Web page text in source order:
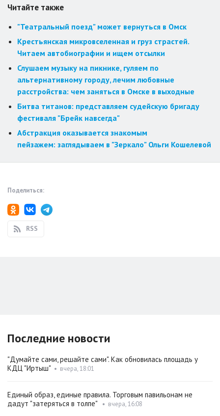
Читайте также
"Театральный поезд" может вернуться в Омск
Крестьянская микровселенная и груз страстей.
Читаем автобиографии и ищем отсылки
Слушаем музыку на пикнике, гуляем по
альтернативному городу, лечим любовные
расстройства: чем заняться в Омске в выходные
Битва титанов: представляем судейскую бригаду
фестиваля "Брейк навсегда"
Абстракция оказывается знакомым
пейзажем: заглядываем в "Зеркало" Ольги Кошелевой
Поделиться:
RSS
Последние новости
"Думайте сами, решайте сами". Как обновилась площадь у
КДЦ "Иртыш" • вчера, 18:01
Единый образ, единые правила. Торговым павильонам не
дадут "затеряться в толпе"
• вчера, 16:08